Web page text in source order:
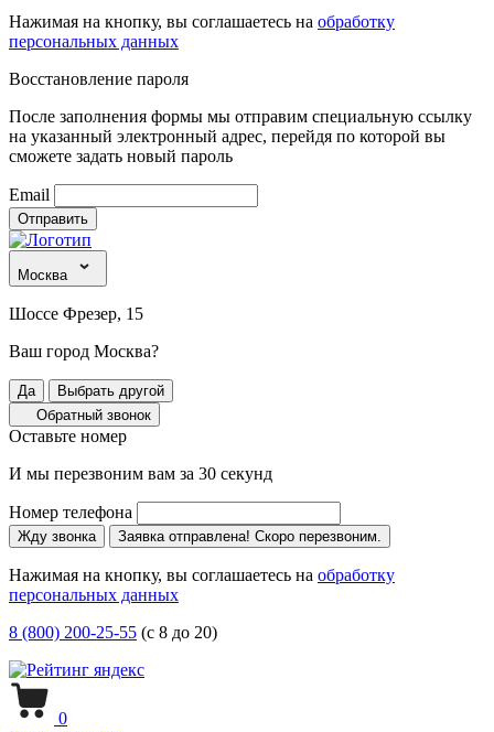
Нажимая на кнопку, вы соглашаетесь на обработку
персональных данных
Восстановление пароля
После заполнения формы мы отправим специальную ссылку
на указанный электронный адрес, перейдя по которой вы
сможете задать новый пароль
Email
Отправить
Москва
Шоссе Фрезер, 15
Ваш город Москва?
Да
Выбрать другой
Обратный звонок
Оставьте номер
И мы перезвоним вам за 30 секунд
Номер телефона
Жду звонка Заявка отправлена! Скоро перезвоним.
Нажимая на кнопку, вы соглашаетесь на обработку
персональных данных
8 (800) 200-25-55 (с 8 до 20)
0